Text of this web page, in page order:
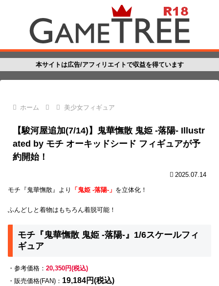
本サイトは広告/アフィリエイトで収益を得ています
ホーム 美少女フィギュア
【駿河屋追加(7/14)】鬼華憮散 鬼姫 -落陽- Illustr
ated by モチ オーキッドシード フィギュアが予
約開始！
2025.07.14
モチ『鬼華憮散』より 「鬼姫 -落陽-」 を立体化！
ふんどしと着物はもちろん着脱可能！
モチ『鬼華憮散 鬼姫 -落陽-』1/6スケールフィ
ギュア
・参考価格： 20,350円(税込)
・販売価格(FAN)： 19,184円(税込)